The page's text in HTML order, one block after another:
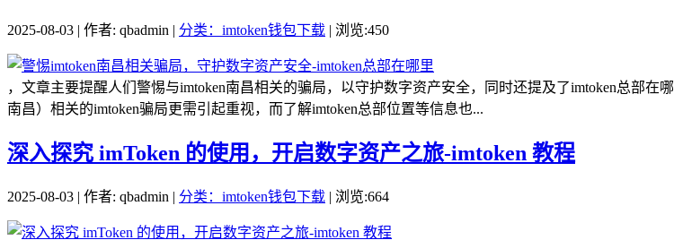
2025-08-03 | 作者: qbadmin | 分类：imtoken钱包下载 | 浏览:450
，文章主要提醒人们警惕与imtoken南昌相关的骗局，以守护数字资产安全，同时还提及了imtoken总部
南昌）相关的imtoken骗局更需引起重视，而了解imtoken总部位置等信息也...
深入探究 imToken 的使用，开启数字资产之旅-imtoken 教程
2025-08-03 | 作者: qbadmin | 分类：imtoken钱包下载 | 浏览:664